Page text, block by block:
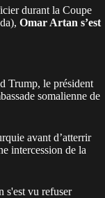
durant la Coupe
Omar Artan s’est
Trump, le président
somalienne de
avant d’atterrir
intercession de la
vu refuser